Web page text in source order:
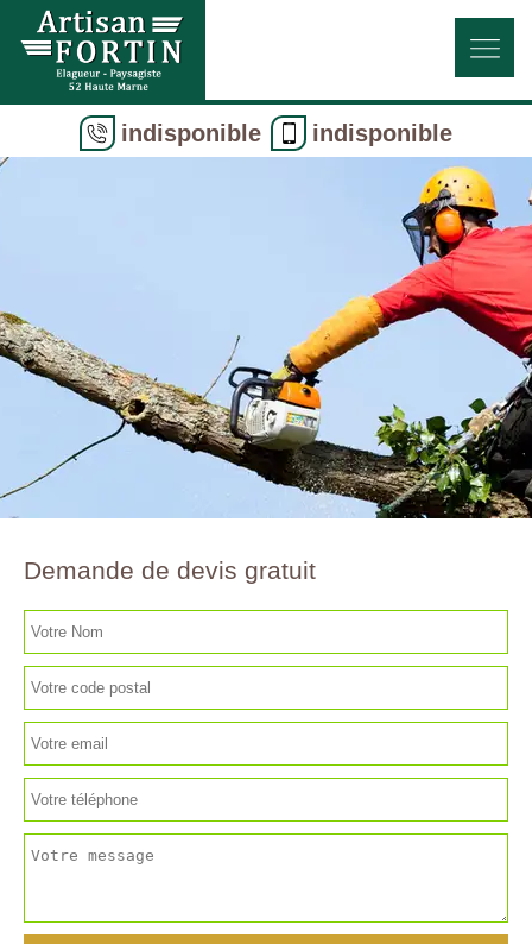
indisponible indisponible
Demande de devis gratuit